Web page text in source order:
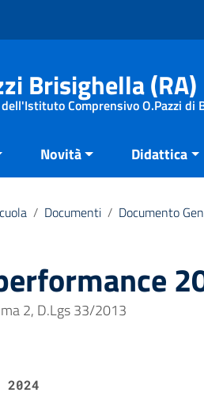
Brisighella (RA)
Comprensivo O.Pazzi di
Novità Didattica
/ Documenti / Documento
2, D.Lgs 33/2013
2024